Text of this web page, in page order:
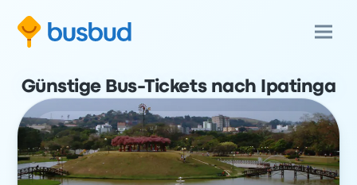
Günstige Bus-Tickets nach Ipatinga